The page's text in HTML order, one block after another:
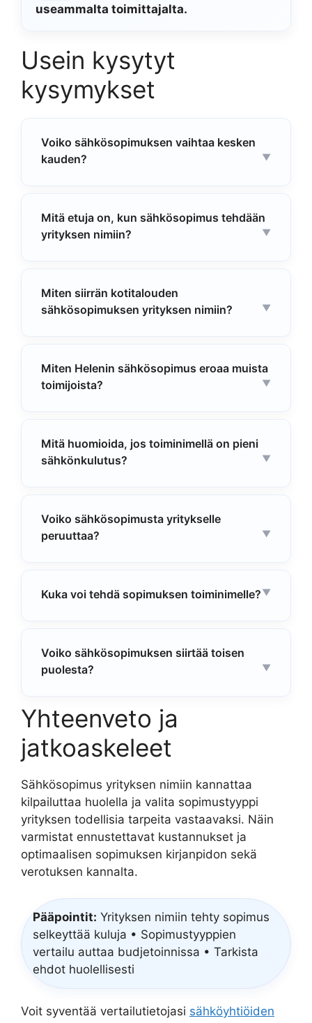
useammalta toimittajalta.
Usein kysytyt
kysymykset
Voiko sähkösopimuksen vaihtaa kesken
kauden?
Mitä etuja on, kun sähkösopimus tehdään
yrityksen nimiin?
Miten siirrän kotitalouden
sähkösopimuksen yrityksen nimiin?
Miten Helenin sähkösopimus eroaa muista
toimijoista?
Mitä huomioida, jos toiminimellä on pieni
sähkönkulutus?
Voiko sähkösopimusta yritykselle
peruuttaa?
Kuka voi tehdä sopimuksen toiminimelle?
Voiko sähkösopimuksen siirtää toisen
puolesta?
Yhteenveto ja
jatkoaskeleet
Sähkösopimus yrityksen nimiin kannattaa
kilpailuttaa huolella ja valita sopimustyyppi
yrityksen todellisia tarpeita vastaavaksi. Näin
varmistat ennustettavat kustannukset ja
optimaalisen sopimuksen kirjanpidon sekä
verotuksen kannalta.
Pääpointit: Yrityksen nimiin tehty sopimus
selkeyttää kuluja • Sopimustyyppien
vertailu auttaa budjetoinnissa • Tarkista
ehdot huolellisesti
Voit syventää vertailutietojasi sähköyhtiöiden